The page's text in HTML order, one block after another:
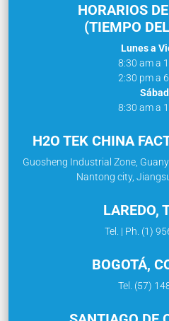
HORARIOS
(TIEMPO
Lunes a
8:30 am a
2:30 pm a
8:30 am a
H2O TEK CHINA
Guosheng Industrial Zone,
Nantong city,
LAREDO,
Tel. | Ph. (1)
BOGOTÁ,
Tel. (57)